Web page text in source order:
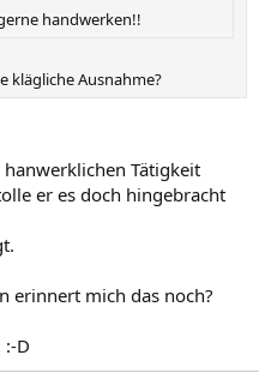
handwerken!!
klägliche Ausnahme?
Tätigkeit
er es doch hingebracht
erinnert mich das noch?
:-D